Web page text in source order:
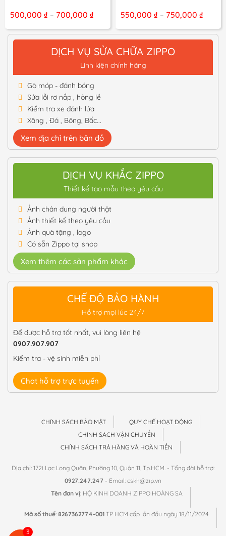
500,000 ₫ – 700,000 ₫Khoảng
từ
500,000 ₫
đến
700,000 ₫
550,000 ₫ – 750,000 ₫
từ
đến
DỊCH VỤ SỬA CHỮA ZIPPO
Linh kiện chính hãng
Gò móp - đánh bóng
Sửa lỗi rơ nắp , hỏng lề
Kiểm tra xe đánh lửa
Xăng , Đá , Bông, Bấc...
Xem địa chỉ trên bản đồ
DỊCH VỤ KHẮC ZIPPO
Thiết kế tạo mẫu theo yêu cầu
Ảnh chân dung người thật
Ảnh thiết kế theo yêu cầu
Ảnh quà tặng , logo
Có sẵn Zippo tại shop
Xem thêm các sản phẩm khác
CHẾ ĐỘ BẢO HÀNH
Hỗ trợ mọi lúc 24/7
Để được hỗ trợ tốt nhất, vui lòng liên hệ
0907.907.907
Kiểm tra - vệ sinh miễn phí
Chat hỗ trợ trực tuyến
CHÍNH SÁCH BẢO MẬT
QUY CHẾ HOẠT ĐỘNG
CHÍNH SÁCH VẬN CHUYỂN
CHÍNH SÁCH TRẢ HÀNG VÀ HOÀN TIỀN
Địa chỉ: 172i Lạc Long Quân, Phường 10, Quận 11, Tp.HCM. - Tổng đài hỗ trợ:
0927.247.247 - Email: cskh@zip.vn
Tên đơn vị: HỘ KINH DOANH ZIPPO HOÀNG SA
Mã số thuế:8267362774-001TP HCM cấp lần đầu ngày 18/11/2024
3